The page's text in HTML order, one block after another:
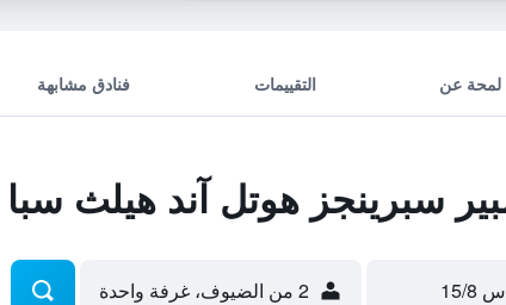
لمحة عن التقييمات فنادق مشابهة
سبرينجز هوتل آند هيلث سبا
س 15/8 2 من الضيوف، غرفة واحدة